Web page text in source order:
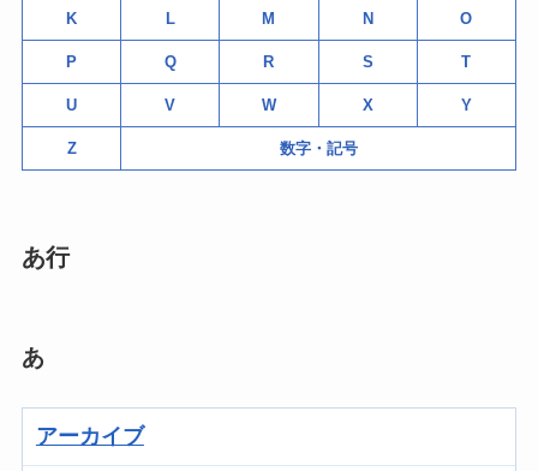
K L M N O
P Q R S T
U V W X Y
Z 数字・記号
あ行
あ
アーカイブ